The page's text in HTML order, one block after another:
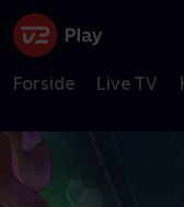
Forside Live TV